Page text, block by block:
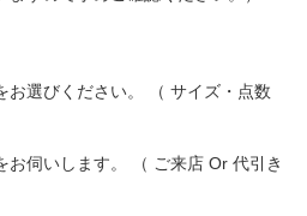
選びください。 （ サイズ・点数
伺いします。 （ ご来店 Or 代引き